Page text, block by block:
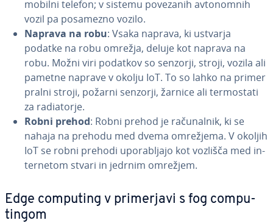
mobilni telefon; v sistemu povezanih av­to­no­mnih
vozil pa posamezno vozilo.
Naprava na robu: Vsaka naprava, ki ustvarja
podatke na robu omrežja, deluje kot naprava na
robu. Možni viri podatkov so senzorji, stroji, vozila ali
pametne naprave v okolju IoT. To so lahko na primer
pralni stroji, požarni senzorji, žarnice ali ter­mo­sta­ti
za ra­di­a­tor­je.
Robni prehod: Robni prehod je ra­ču­nal­nik, ki se
nahaja na prehodu med dvema omrežjema. V okoljih
IoT se robni prehodi upo­ra­blja­jo kot vozlišča med in­
ter­ne­tom stvari in jedrnim omrežjem.
Edge computing v pri­mer­ja­vi s fog com­pu­
tin­gom